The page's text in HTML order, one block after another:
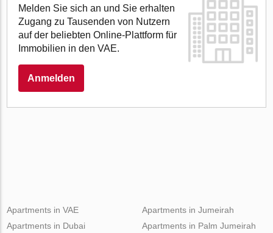
Melden Sie sich an und Sie erhalten
Zugang zu Tausenden von Nutzern
auf der beliebten Online-Plattform für
Immobilien in den VAE.
Anmelden
Apartments in VAE
Apartments in Dubai
Apartments in Jumeirah
Apartments in Palm Jumeirah